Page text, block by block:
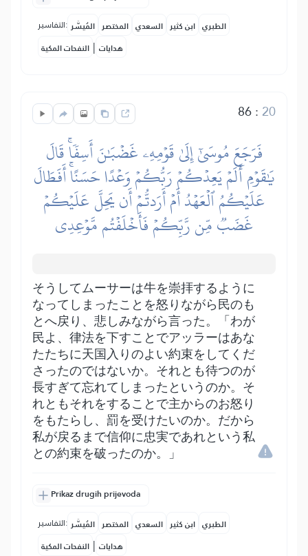
التفاسير: المُيسَّر المختصر السعدي ابن كثير الطبري
النفحات المكية | هدايات
86: 20
فَرَجَعَ مُوسَىٰٓ إِلَىٰ قَوۡمِهِۦ غَضۡبَٰنَ أَسِفٗاۚ قَالَ
يَٰقَوۡمِ أَلَمۡ يَعِدۡكُمۡ رَبُّكُمۡ وَعۡدًا حَسَنًاۚ أَفَطَالَ
عَلَيۡكُمُ ٱلۡعَهۡدُ أَمۡ أَرَدتُّمۡ أَن يَحِلَّ عَلَيۡكُمۡ
غَضَبٞ مِّن رَّبِّكُمۡ فَأَخۡلَفۡتُم مَّوۡعِدِي
そうしてムーサーは牛を崇拝するように
なってしまったことを怒りながら民のも
とへ戻り、悲しみながら言った。「わが
民よ、律法を下すことでアッラーはあな
たたちに天国入りのよい約束をしてくだ
さったのではないか。それとも待つのが
長すぎて忘れてしまったというのか。そ
れともそれをすることで主からのお怒り
をもたらし、罰を受けたいのか。だから
私が戻るまで信仰に忠実であれという私
との約束を破ったのか。」
Prikaz drugih prijevoda
التفاسير: المُيسَّر المختصر السعدي ابن كثير الطبري
النفحات المكية | هدايات